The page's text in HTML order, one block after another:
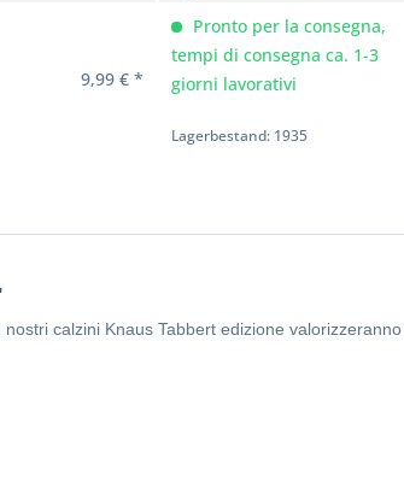
9,99 € *
Pronto per la consegna,
tempi di consegna ca. 1-3
giorni lavorativi
Lagerbestand: 1935
nostri calzini Knaus Tabbert edizione